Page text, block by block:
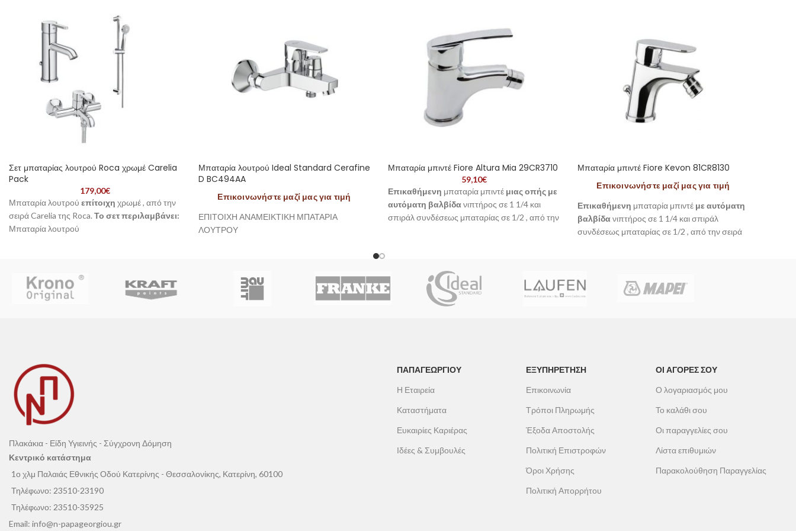
Σετ μπαταρίας λουτρού Roca χρωμέ Carelia
Pack
179,00€
Μπαταρία λουτρού επίτοιχη χρωμέ , από την
σειρά Carelia της Roca. Το σετ περιλαμβάνει:
Μπαταρία λουτρού
Μπαταρία λουτρού Ideal Standard Cerafine
D BC494AA
Επικοινωνήστε μαζί μας για τιμή
ΕΠΙΤΟΙΧΗ ΑΝΑΜΕΙΚΤΙΚΗ ΜΠΑΤΑΡΙΑ
ΛΟΥΤΡΟΥ
Μπαταρία μπιντέ Fiore Altura Mia 29CR3710
59,10€
Επικαθήμενη μπαταρία μπιντέ μιας οπής με
αυτόματη βαλβίδανιπτήρος σε 1 1/4 και
σπιράλ συνδέσεως μπαταρίας σε 1/2 , από την
Μπαταρία μπιντέ Fiore Kevon 81CR8130
Επικοινωνήστε μαζί μας για τιμή
Επικαθήμενη μπαταρία μπιντέ με αυτόματη
βαλβίδανιπτήρος σε 1 1/4 και σπιράλ
συνδέσεως μπαταρίας σε 1/2 , από την σειρά
Πλακάκια - Είδη Υγιεινής - Σύγχρονη Δόμηση
Κεντρικό κατάστημα
1ο χλμ Παλαιάς Εθνικής Οδού Κατερίνης - Θεσσαλονίκης, Κατερίνη, 60100
Τηλέφωνο: 23510-23190
Τηλέφωνο: 23510-35925
Email: info@n-papageorgiou.gr
ΠΑΠΑΓΕΩΡΓΊΟΥ
Η Εταιρεία
Καταστήματα
Ευκαιρίες Καριέρας
Ιδέες & Συμβουλές
ΕΞΥΠΗΡΕΤΗΣΗ
Επικοινωνία
Τρόποι Πληρωμής
Έξοδα Αποστολής
Πολιτική Επιστροφών
Όροι Χρήσης
Πολιτική Απορρήτου
ΟΙ ΑΓΟΡΕΣ ΣΟΥ
Ο λογαριασμός μου
Το καλάθι σου
Οι παραγγελίες σου
Λίστα επιθυμιών
Παρακολούθηση Παραγγελίας